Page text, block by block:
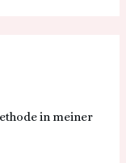
in meiner